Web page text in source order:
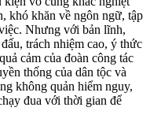
khó khăn về ngôn ngữ, tập
Nhưng với bản lĩnh,
trách nhiệm cao, ý thức
cảm của đoàn công tác
thống của dân tộc và
không quản hiểm nguy,
đua với thời gian để